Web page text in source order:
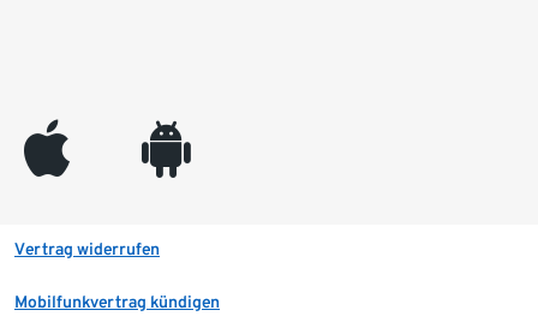
appleinc android
Vertrag widerrufen
Mobilfunkvertrag kündigen